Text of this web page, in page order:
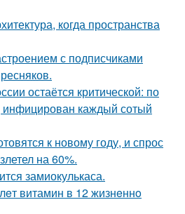
когда пространства
с подписчиками
остаётся критической: по
каждый сотый
к новому году, и спрос
на 60%.
замиокулькаса.
витамин в 12 жизнeннo